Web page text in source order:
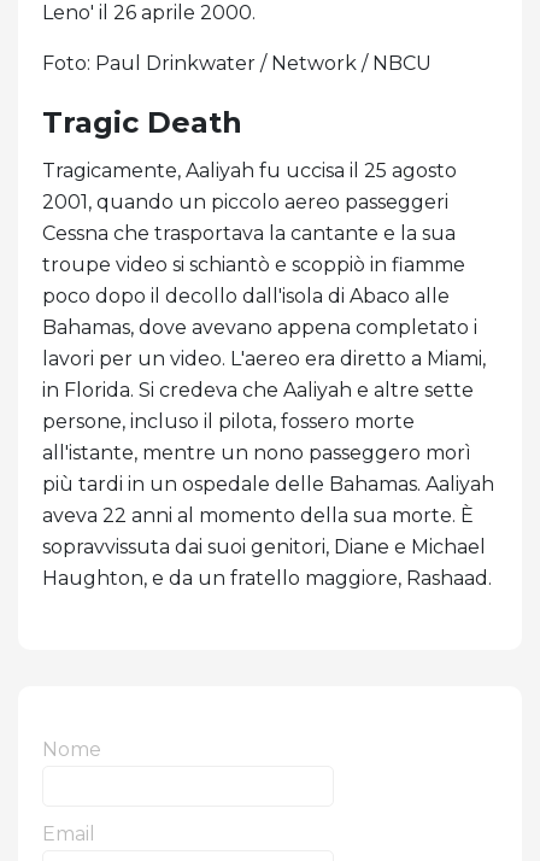
Leno' il 26 aprile 2000.
Foto: Paul Drinkwater / Network / NBCU
Tragic Death
Tragicamente, Aaliyah fu uccisa il 25 agosto
2001, quando un piccolo aereo passeggeri
Cessna che trasportava la cantante e la sua
troupe video si schiantò e scoppiò in fiamme
poco dopo il decollo dall'isola di Abaco alle
Bahamas, dove avevano appena completato i
lavori per un video. L'aereo era diretto a Miami,
in Florida. Si credeva che Aaliyah e altre sette
persone, incluso il pilota, fossero morte
all'istante, mentre un nono passeggero morì
più tardi in un ospedale delle Bahamas. Aaliyah
aveva 22 anni al momento della sua morte. È
sopravvissuta dai suoi genitori, Diane e Michael
Haughton, e da un fratello maggiore, Rashaad.
Nome
Email